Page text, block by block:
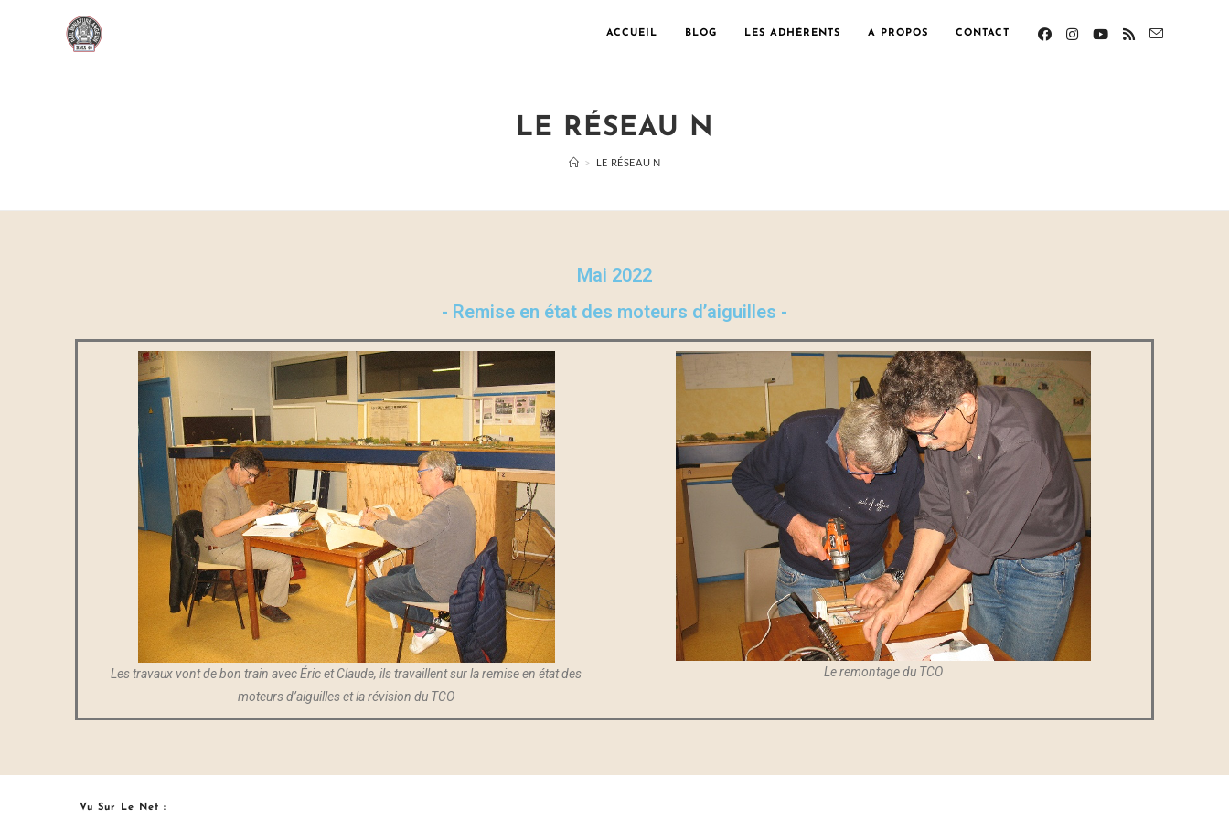
ACCUEIL BLOG LES ADHÉRENTS A PROPOS CONTACT
LE RÉSEAU N
> LE RÉSEAU N
Mai 2022
- Remise en état des moteurs d’aiguilles -
Les travaux vont de bon train avec Éric et Claude, ils travaillent sur la remise en état des
moteurs d’aiguilles et la révision du TCO
Le remontage du TCO
Vu Sur Le Net :